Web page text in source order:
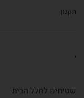
תקנון
,
שטיחים לחלל הבית